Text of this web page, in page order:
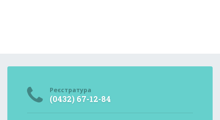
Реєстратура
(0432) 67-12-84